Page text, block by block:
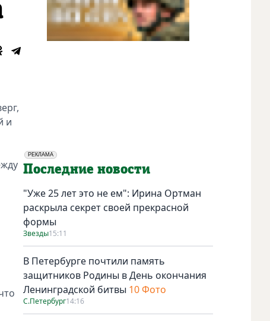
и
РЕКЛАМА
Социальная реклама
Последние новости
"Уже 25 лет это не ем": Ирина Ортман
раскрыла секрет своей прекрасной
формы
Звезды15:11
В Петербурге почтили память
защитников Родины в День окончания
Ленинградской битвы 10 Фото
С.Петербург14:16